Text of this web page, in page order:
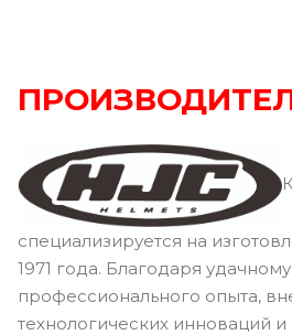
специализируется на
1971 года. Благодаря
профессионального опыта,
технологических инноваций